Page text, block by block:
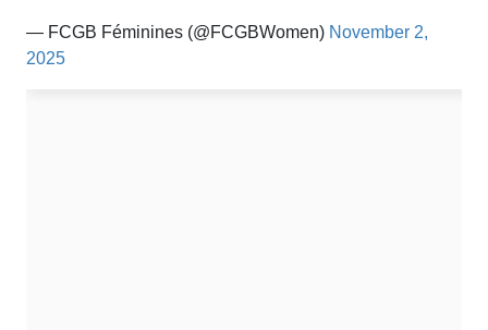
— FCGB Féminines (@FCGBWomen) November 2,
2025